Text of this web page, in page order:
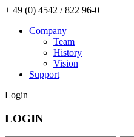
+ 49 (0) 4542 / 822 96-0
Company
Team
History
Vision
Support
Login
LOGIN